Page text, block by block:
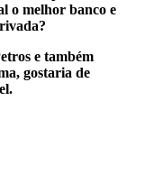
o melhor banco e
e também
gostaria de